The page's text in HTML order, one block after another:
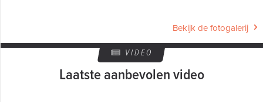
Bekijk de fotogalerij
VIDEO
Laatste aanbevolen video